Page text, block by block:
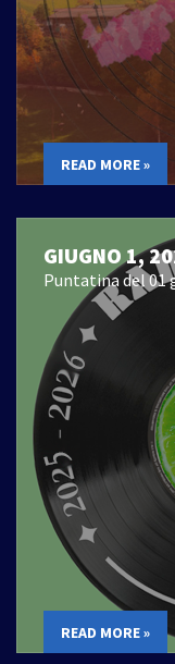
READ MORE »
GIUGNO 1,
Puntatina del 01
READ MORE »